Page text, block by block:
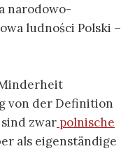
narodowo-
ludności Polski –
von der Definition
zwar polnische
als eigenständige